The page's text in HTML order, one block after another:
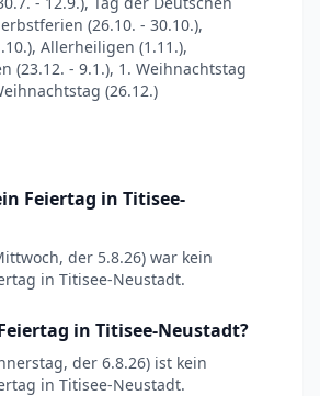
(26.10. - 30.10.),
Allerheiligen (1.11.),
(23.12. - 9.1.), 1. Weihnachtstag
(26.12.)
Feiertag in Titisee-
der 5.8.26) war kein
in Titisee-Neustadt.
in Titisee-Neustadt?
der 6.8.26) ist kein
in Titisee-Neustadt.